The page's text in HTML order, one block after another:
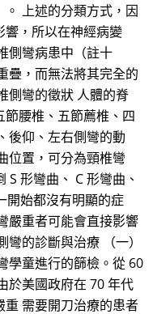
上述的分類方式，因
響，所以在神經病變
側彎病患中（註十
疊，而無法將其完全的
側彎的徵狀 人體的脊
腰椎、五節薦椎、四
後仰、左右側彎的動
位置，可分為頸椎彎
S 形彎曲、 C 形彎曲、
開始都沒有明顯的症
嚴重者可能會直接影響
的診斷與治療 （一）
學童進行的篩檢。從 60
於美國政府在 70 年代
需要開刀治療的患者